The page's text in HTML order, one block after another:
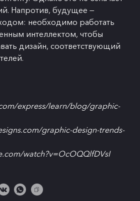
Напротив, будущее —
необходимо работать
интеллектом, чтобы
дизайн, соответствующий
express/learn/blog/graphic-
graphic-design-trends-
watch?v=OcOQQlfDVsI